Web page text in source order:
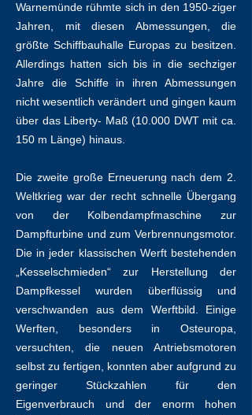
Warnemünde rühmte sich in den 1950-ziger
Jahren, mit diesen Abmessungen, die
größte Schiffbauhalle Europas zu besitzen.
Allerdings hatten sich bis in die sechziger
Jahre die Schiffe in ihren Abmessungen
nicht wesentlich verändert und gingen kaum
über das Liberty- Maß (10.000 DWT mit ca.
150 m Länge) hinaus.
Die zweite große Erneuerung nach dem 2.
Weltkrieg war der recht schnelle Übergang
von der Kolbendampfmaschine zur
Dampfturbine und zum Verbrennungsmotor.
Die in jeder klassischen Werft bestehenden
„Kesselschmieden“ zur Herstellung der
Dampfkessel wurden überflüssig und
verschwanden aus dem Werftbild. Einige
Werften, besonders in Osteuropa,
versuchten, die neuen Antriebsmotoren
selbst zu fertigen, konnten aber aufgrund zu
geringer Stückzahlen für den
Eigenverbrauch und der enorm hohen